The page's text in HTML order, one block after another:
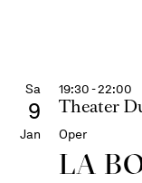
Sa
9
Jan
19:30 - 22:00
Theater
Oper
LA